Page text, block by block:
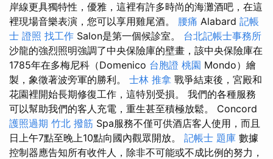
岸線更具獨特性，優雅，這裡有許多時尚的海灘酒吧，在這
裡現場音樂表演，您可以享用雞尾酒。 腰痛 Alabard 記帳
士 證照 找工作 Salon是第一個候診室。 台北記帳士事務所
沙龍的強烈照明強調了中央保險庫的壁畫，該中央保險庫在
1785年在多梅尼科（Domenico 台胞證 桃園 Mondo）繪
製，象徵著波旁軍的勝利。 士林 推拿 戰爭結束後，宮殿和
花園裡開始長期修復工作，這特別受損。 我們的各種服務
可以幫助我們的客人充電，重生甚至積極放鬆。 Concord
護照過期 竹北 撥筋 Spa服務不僅可供酒店客人使用，而且
日上午7點至晚上10點向國內觀眾開放。 記帳士 題庫 數據
控制器應告知所有收件人，除非不可能或不成比例的努力，